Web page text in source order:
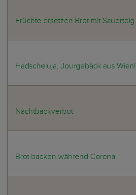
Früchte ersetzen Brot mit Sauerteig
Hadscheluja, Jourgebäck aus Wien!
Nachtbackverbot
Brot backen während Corona